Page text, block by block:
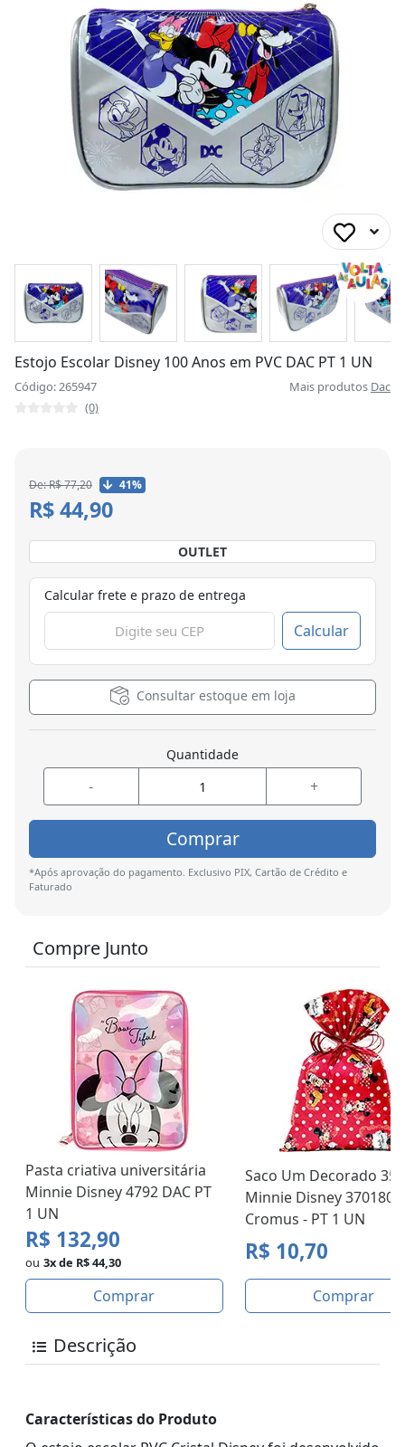
Estojo Escolar Disney 100 Anos em PVC DAC PT 1 UN
Código: 265947 Mais produtos Dac
(0)
De: R$ 77,20 41%
R$ 44,90
OUTLET
Calcular frete e prazo de entrega
Calcular
Consultar estoque em loja
Quantidade
- +
Comprar
*Após aprovação do pagamento. Exclusivo PIX, Cartão de Crédito e
Faturado
Compre Junto
Pasta criativa universitária
Minnie Disney 4792 DAC PT
1 UN
R$ 132,90
ou 3x de R$ 44,30
Comprar
Saco Um Decorado
Minnie Disney 370180
Cromus - PT 1 UN
R$ 10,70
Comprar
Descrição
Características do Produto